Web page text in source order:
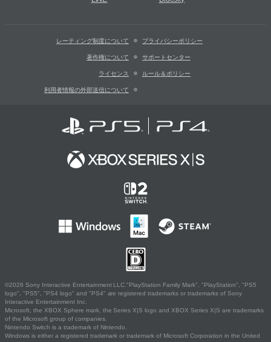
レーティング制度について プライバシーポリシー
著作権について サポートセンター
ライセンス ルール＆ポリシー
利用者情報の外部送信について
©2026 Sony Interactive Entertainment LLC."PlayStation Family Mark", "PlayStation", "PS5
logo", "PS5", "PS4 logo" and "PS4" are registered trademarks or trademarks of Sony
Interactive Entertainment Inc.
Microsoft, the XBOX Sphere mark, the Series X|S logo and XBOX Series X|S are trademarks
of the Microsoft group of companies.
Nintendo Switch is a trademark of Nintendo.
Windows is either a registered trademark or trademark of Microsoft Corporation in the United